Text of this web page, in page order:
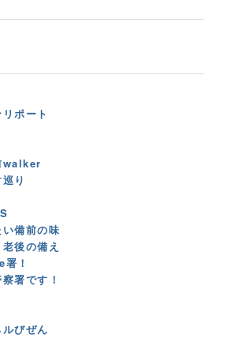
ポート
walker
り
備前の味
後の備え
！
署です！
びぜん